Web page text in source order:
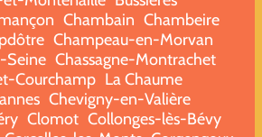
Chambain Chambeire
Champeau-en-Morvan
Seine Chassagne-Montrachet
Courchamp La Chaume
Chevigny-en-Valière
Clomot Collonges-lès-Bévy